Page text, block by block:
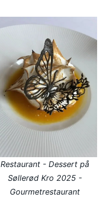
Restaurant - Dessert på
Søllerød Kro 2025 -
Gourmetrestaurant